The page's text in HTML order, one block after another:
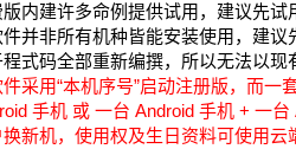
内建许多命例提供试用，建议先试
并非所有机种皆能安装使用，建议
程式码全部重新编撰，所以无法以现
采用“本机序号”启动注册版，而一
手机 或 一台 Android 手机 + 一台
换新机，使用权及生日资料可使用云